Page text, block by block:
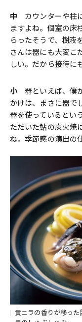
中 カウンターや柱
ますよね。個室の床
らったそうで、樹液
さんは器にも大変こ
しい。だから接待に
小 器といえば、僕
かけは、まさに器で
器を使っているとい
ただいた鮎の炭火焼
ね。季節感の演出の
黄ニラの香りが移っ